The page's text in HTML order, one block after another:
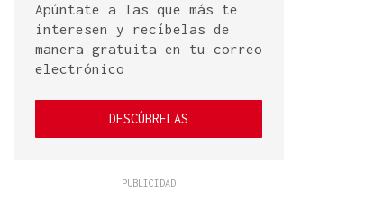
Apúntate a las que más te
interesen y recíbelas de
manera gratuita en tu correo
electrónico
DESCÚBRELAS